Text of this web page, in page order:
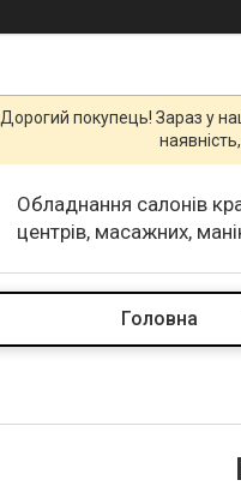
Дорогий покупець! Зараз у
Обладнання салонів
центрів, масажних,
Головна